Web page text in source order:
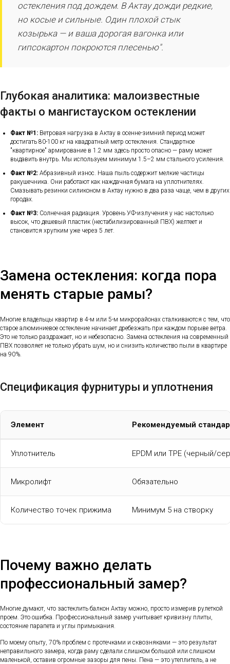
остекления под дождем. В Актау дожди редкие,
но косые и сильные. Один плохой стык
козырька — и ваша дорогая вагонка или
гипсокартон покроются плесенью".
Глубокая аналитика: малоизвестные
факты о мангистауском остеклении
Факт №1: Ветровая нагрузка в Актау в осенне-зимний период может
достигать 80-100 кг на квадратный метр остекления. Стандартное
"квартирное" армирование в 1.2 мм здесь просто опасно — раму может
выдавить внутрь. Мы используем минимум 1.5–2 мм стального усиления.
Факт №2: Абразивный износ. Наша пыль содержит мелкие частицы
ракушечника. Они работают как наждачная бумага на уплотнителях.
Смазывать резинки силиконом в Актау нужно в два раза чаще, чем в других
городах.
Факт №3: Солнечная радиация. Уровень УФ-излучения у нас настолько
высок, что дешевый пластик (нестабилизированный ПВХ) желтеет и
становится хрупким уже через 5 лет.
Замена остекления: когда пора
менять старые рамы?
Многие владельцы квартир в 4-м или 5-м микрорайонах сталкиваются с тем, что
старое алюминиевое остекление начинает дребезжать при каждом порыве ветра.
Это не только раздражает, но и небезопасно. Замена остекления на современный
ПВХ позволяет не только убрать шум, но и снизить количество пыли в квартире
на 90%.
Спецификация фурнитуры и уплотнения
Элемент Рекомендуемый
Уплотнитель EPDM или TPE (черный/
Микролифт Обязательно
Количество точек прижима Минимум 5 на створку
Почему важно делать
профессиональный замер?
Многие думают, что застеклить балкон Актау можно, просто измерив рулеткой
проем. Это ошибка. Профессиональный замер учитывает кривизну плиты,
состояние парапета и углы примыкания.
По моему опыту, 70% проблем с протечками и сквозняками — это результат
неправильного замера, когда раму сделали слишком большой или слишком
маленькой, оставив огромные зазоры для пены. Пена — это утеплитель, а не